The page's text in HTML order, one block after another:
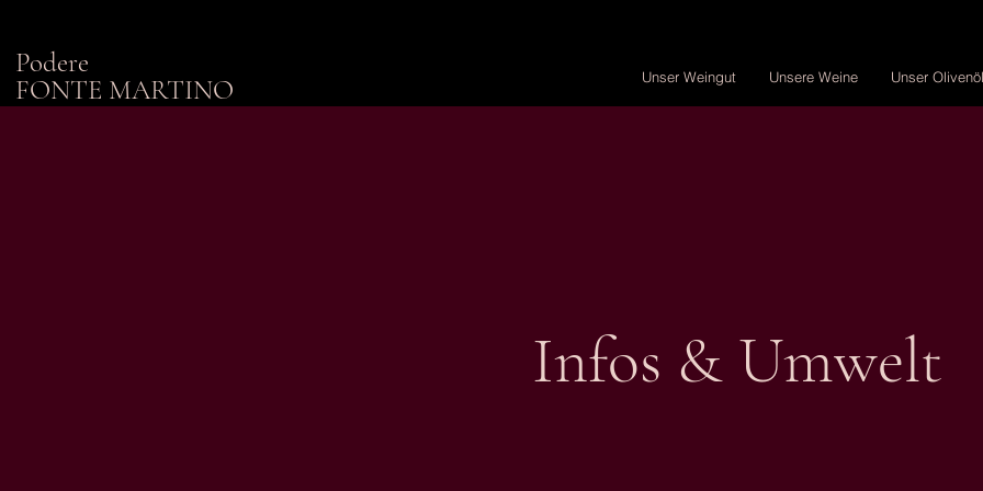
Podere
FONTE MARTINO
Unser Weingut Unsere Weine Unser Olivenöl
Infos & Umwelt